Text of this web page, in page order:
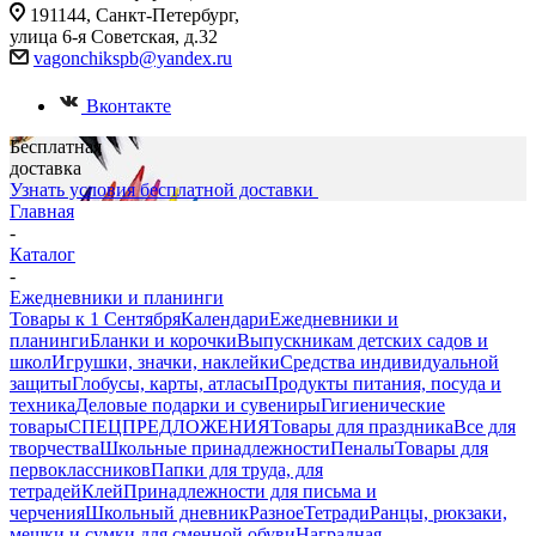
191144, Санкт-Петербург,
улица 6-я Советская, д.32
vagonchikspb@yandex.ru
Вконтакте
Бесплатная
доставка
Узнать условия бесплатной доставки
Главная
-
Каталог
-
Ежедневники и планинги
Товары к 1 СентябряКалендариЕжедневники и
планингиБланки и корочкиВыпускникам детских садов и
школИгрушки, значки, наклейкиСредства индивидуальной
защитыГлобусы, карты, атласыПродукты питания, посуда и
техникаДеловые подарки и сувенирыГигиенические
товарыСПЕЦПРЕДЛОЖЕНИЯТовары для праздникаВсе для
творчестваШкольные принадлежностиПеналыТовары для
первоклассниковПапки для труда, для
тетрадейКлейПринадлежности для письма и
черченияШкольный дневникРазноеТетрадиРанцы, рюкзаки,